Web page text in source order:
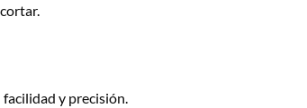
y precisión.